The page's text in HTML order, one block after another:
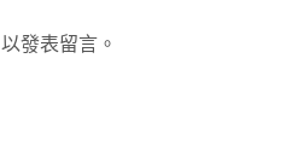
以發表留言。